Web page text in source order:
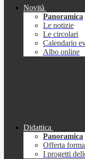
Novità
Panoramica
Le notizie
Le circolari
Calendario
Albo online
Didattica
Panoramica
Offerta
I progetti